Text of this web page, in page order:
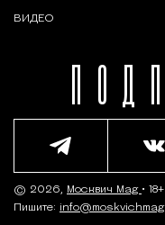
ВИДЕО
© 2026, Москвич Mag • 18+
Пишите: